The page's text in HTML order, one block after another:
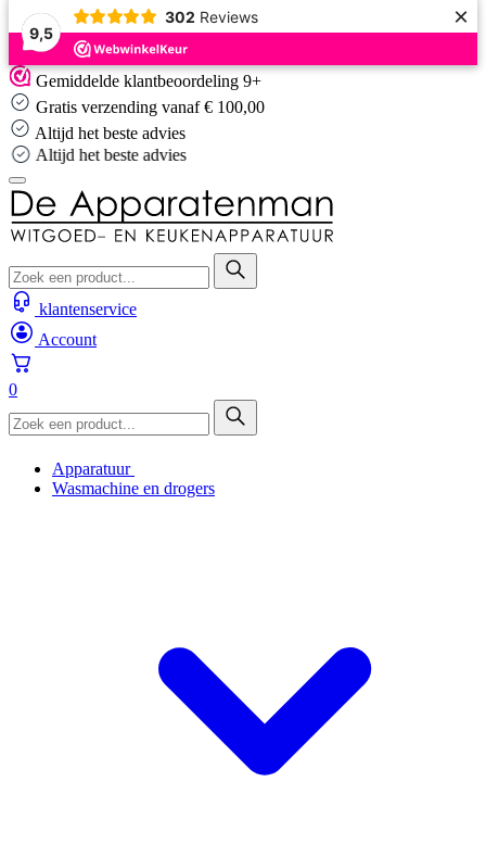
9,5
302 Reviews ×
Skip
to
content
Gemiddelde klantbeoordeling 9+
Gratis verzending vanaf € 100,00
Altijd het beste advies
Altijd het beste advies
klantenservice
Account
0
Apparatuur
Wasmachine en drogers